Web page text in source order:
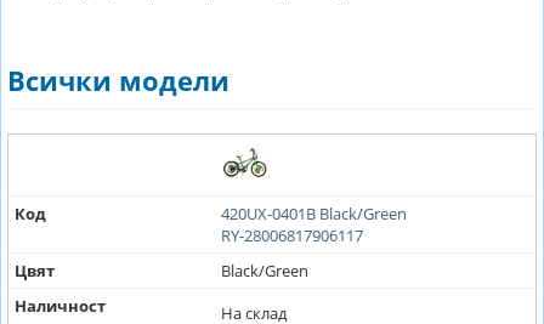
Всички модели
Код
420UX-0401B Black/Green
RY-28006817906117
Цвят
Black/Green
Наличност
На склад